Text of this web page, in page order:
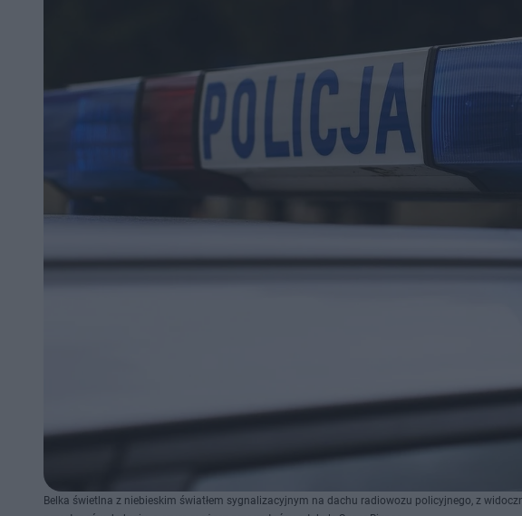
Belka świetlna z niebieskim światłem sygnalizacyjnym na dachu radiowozu policyjnego, z